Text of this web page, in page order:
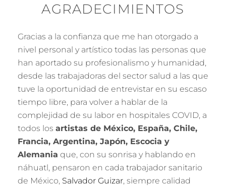
AGRADECIMIENTOS
Gracias a la confianza que me han otorgado a
nivel personal y artístico todas las personas que
han aportado su profesionalismo y humanidad,
desde las trabajadoras del sector salud a las que
tuve la oportunidad de entrevistar en su escaso
tiempo libre, para volver a hablar de la
complejidad de su labor en hospitales COVID, a
todos los artistas de México, España, Chile,
Francia, Argentina, Japón, Escocia y
Alemania que, con su sonrisa y hablando en
náhuatl, pensaron en cada trabajador sanitario
de México, Salvador Guizar, siempre calidad